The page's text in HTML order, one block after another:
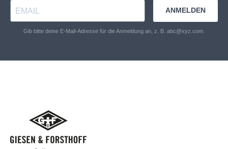
ANMELDEN
Gib bitte deine E-Mail-Adresse für die Anmeldung an, z. B. abc@xyz.com.